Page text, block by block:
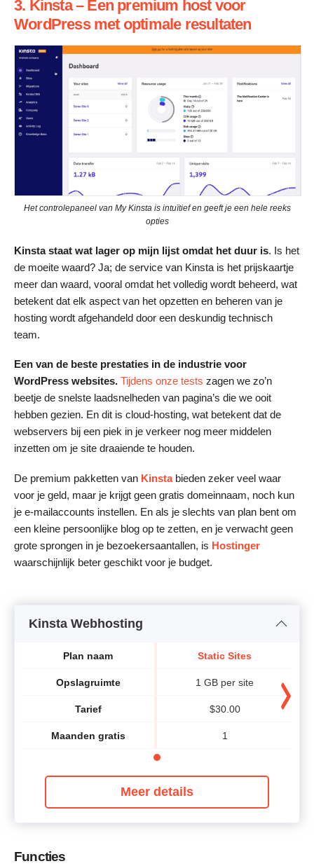
3. Kinsta – Een premium host voor
WordPress met optimale resultaten
Het controlepaneel van My Kinsta is intuïtief en geeft je een hele reeks
opties
Kinsta staat wat lager op mijn lijst omdat het duur is. Is het
de moeite waard? Ja; de service van Kinsta is het prijskaartje
meer dan waard, vooral omdat het volledig wordt beheerd, wat
betekent dat elk aspect van het opzetten en beheren van je
hosting wordt afgehandeld door een deskundig technisch
team.
Een van de beste prestaties in de industrie voor
WordPress websites. Tijdens onze tests zagen we zo’n
beetje de snelste laadsnelheden van pagina’s die we ooit
hebben gezien. En dit is cloud-hosting, wat betekent dat de
webservers bij een piek in je verkeer nog meer middelen
inzetten om je site draaiende te houden.
De premium pakketten van Kinstabieden zeker veel waar
voor je geld, maar je krijgt geen gratis domeinnaam, noch kun
je e-mailaccounts instellen. En als je slechts van plan bent om
een kleine persoonlijke blog op te zetten, en je verwacht geen
grote sprongen in je bezoekersaantallen, is Hostinger
waarschijnlijk beter geschikt voor je budget.
Kinsta Webhosting
Plan naam
Opslagruimte
Tarief
Maanden gratis
Static Sites
1 GB per site
$30.00
1
Meer details
Functies